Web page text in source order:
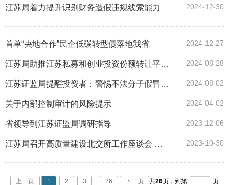
江苏局着力提升识别财务造假违规线索能力 2024-12-30
首单“央地合作”民企低碳转型债落地我省 2024-12-27
江苏局助推江苏私募和创业投资份额转让平台首单交易项目成功签约 2024-08-28
江苏证监局提醒投资者：警惕不法分子假冒证券公司工作人员实施诈骗 2024-08-02
关于内部控制审计的风险提示 2024-04-02
省领导到江苏证监局调研指导 2023-12-06
江苏局召开高质量建设北交所工作座谈会 持续推动“深改19条”落地落实 2023-10-30
上一页 1 2 3 ... 26 下一页 共26页， 到第 页